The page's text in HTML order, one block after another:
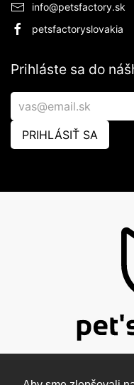
info@petsfactory.sk
petsfactoryslovakia
Prihláste sa do
PRIHLÁSIŤ SA
© 2026 Pet's